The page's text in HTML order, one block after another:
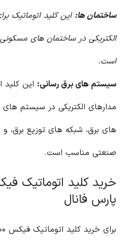
ساختمان ها: این کلید اتوماتیک
الکتریکی در ساختمان های
است.
سیستم های برق رسانی: این کلید
مدارهای الکتریکی در سیستم
های برق، شبکه های توزیع برق،
صنعتی مناسب است.
پارس فانال